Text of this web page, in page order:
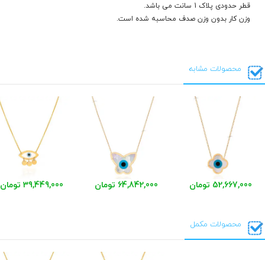
قطر حدودی پلاک 1 سانت می باشد.
وزن کار بدون وزن صدف محاسبه شده است.
محصولات مشابه
52,667,000 تومان 64,842,000 تومان 39,449,000 تومان
محصولات مکمل